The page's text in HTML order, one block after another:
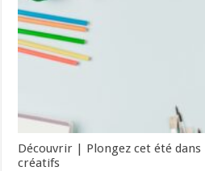
Découvrir | Plongez cet été dans
créatifs